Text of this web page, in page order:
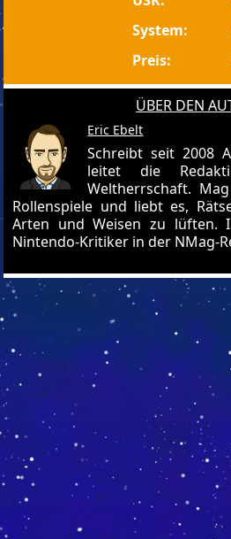
System:
Preis:
ÜBER DEN
Eric Ebelt
Schreibt seit 2008
leitet die
Weltherrschaft.
Rollenspiele und liebt es,
Arten und Weisen zu lüften.
Nintendo-Kritiker in der NMag-